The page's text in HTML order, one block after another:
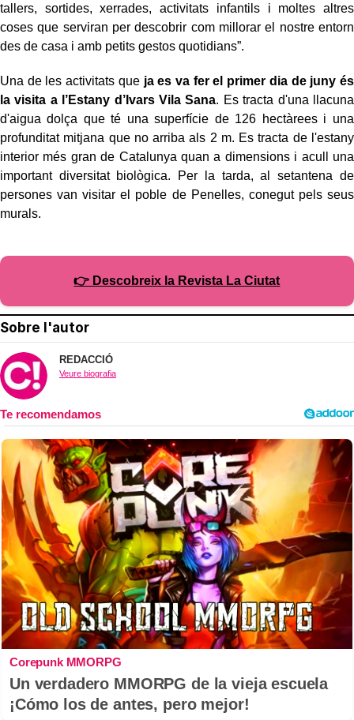
tallers, sortides, xerrades, activitats infantils i moltes altres
coses que serviran per descobrir com millorar el nostre entorn
des de casa i amb petits gestos quotidians”.
Una de les activitats que ja es va fer el primer dia de juny és
la visita a l’Estany d’Ivars Vila Sana. Es tracta d'una llacuna
d'aigua dolça que té una superfície de 126 hectàrees i una
profunditat mitjana que no arriba als 2 m. Es tracta de l'estany
interior més gran de Catalunya quan a dimensions i acull una
important diversitat biològica. Per la tarda, al setantena de
persones van visitar el poble de Penelles, conegut pels seus
murals.
👉 Descobreix la Revista La Ciutat
Sobre l'autor
REDACCIÓ
Veure biografia
Corepunk MMORPG
Un verdadero MMORPG de la vieja escuela
¡Cómo los de antes, pero mejor!